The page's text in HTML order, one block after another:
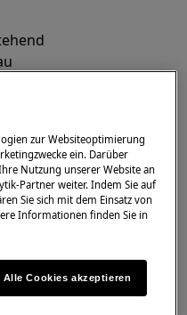
die auf
vorhanden
werden zu Beginn
für Ende,
zur Websiteoptimierung
ein. Darüber
Nutzung unserer Website an
Partner weiter. Indem Sie auf
Sie sich mit dem Einsatz von
Informationen finden Sie in
Alle Cookies akzeptieren